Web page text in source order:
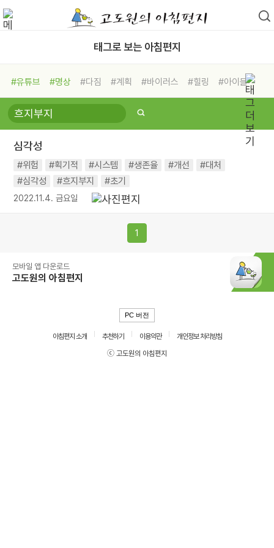
태그로 보는 아침편지
#유튜브 #명상 #다짐 #계획 #바이러스 #힐링
#아이들
#비전캠프
#독서캠프 #삶
#희망
#나눔 #친구 #링컨학교
#독서
#건강
심각성
#위험 #획기적 #시스템 #생존율 #개선
#대처
#심각성
#흐지부지 #초기
2022.11.4. 금요일
1
모바일 앱 다운로드
고도원의 아침편지
PC 버전
아침편지 소개 추천하기 이용약관
개인정보 처리방침
ⓒ 고도원의 아침편지